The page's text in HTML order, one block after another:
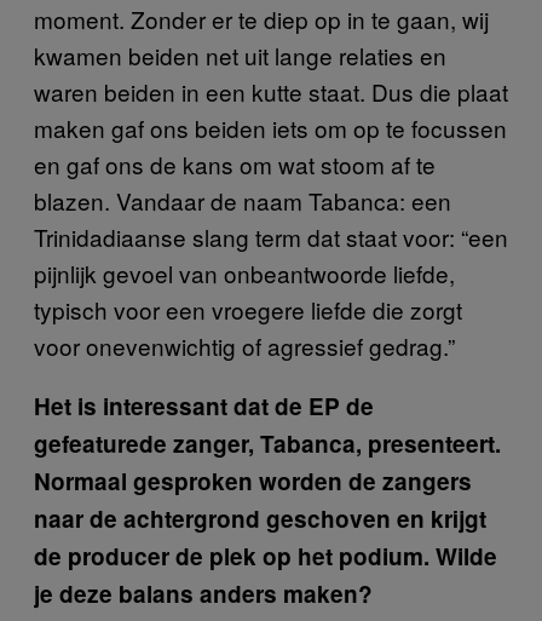
moment. Zonder er te diep op in te gaan, wij
kwamen beiden net uit lange relaties en
waren beiden in een kutte staat. Dus die plaat
maken gaf ons beiden iets om op te focussen
en gaf ons de kans om wat stoom af te
blazen. Vandaar de naam Tabanca: een
Trinidadiaanse slang term dat staat voor: “een
pijnlijk gevoel van onbeantwoorde liefde,
typisch voor een vroegere liefde die zorgt
voor onevenwichtig of agressief gedrag.”
Het is interessant dat de EP de
gefeaturede zanger, Tabanca, presenteert.
Normaal gesproken worden de zangers
naar de achtergrond geschoven en krijgt
de producer de plek op het podium. Wilde
je deze balans anders maken?